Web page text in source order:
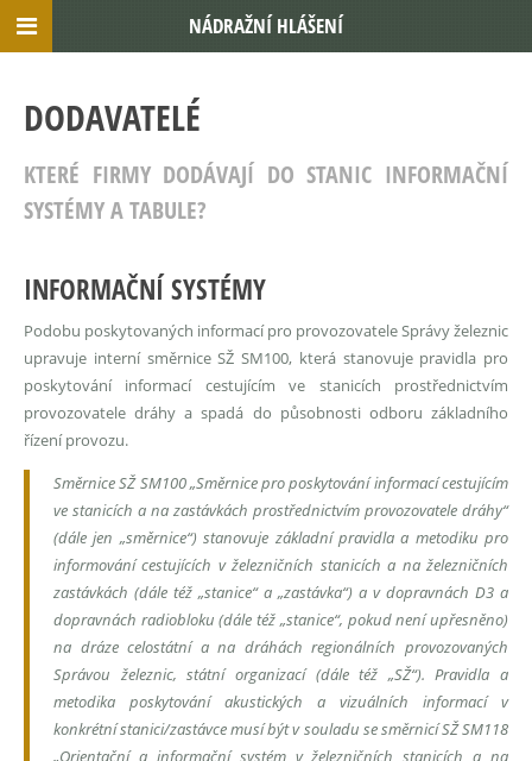
DODAVATELÉ
KTERÉ FIRMY DODÁVAJÍ DO STANIC INFORMAČNÍ
SYSTÉMY A TABULE?
INFORMAČNÍ SYSTÉMY
Podobu poskytovaných informací pro provozovatele Správy železnic
upravuje interní směrnice SŽ SM100, která stanovuje pravidla pro
poskytování informací cestujícím ve stanicích prostřednictvím
provozovatele dráhy a spadá do působnosti odboru základního
řízení provozu.
Směrnice SŽ SM100 „Směrnice pro poskytování informací cestujícím
ve stanicích a na zastávkách prostřednictvím provozovatele dráhy“
(dále jen „směrnice“) stanovuje základní pravidla a metodiku pro
informování cestujících v železničních stanicích a na železničních
zastávkách (dále též „stanice“ a „zastávka“) a v dopravnách D3 a
dopravnách radiobloku (dále též „stanice“, pokud není upřesněno)
na dráze celostátní a na dráhách regionálních provozovaných
Správou železnic, státní organizací (dále též „SŽ“). Pravidla a
metodika poskytování akustických a vizuálních informací v
konkrétní stanici/zastávce musí být v souladu se směrnicí SŽ SM118
„Orientační a informační systém v železničních stanicích a na
NÁDRAŽNÍ HLÁŠENÍ